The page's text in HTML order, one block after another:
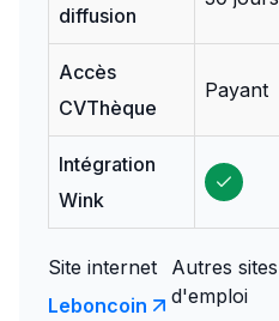
diffusion
Accès
CVThèque
Payant
Intégration
Wink
Site internet
Leboncoin
Autres sites
d'emploi